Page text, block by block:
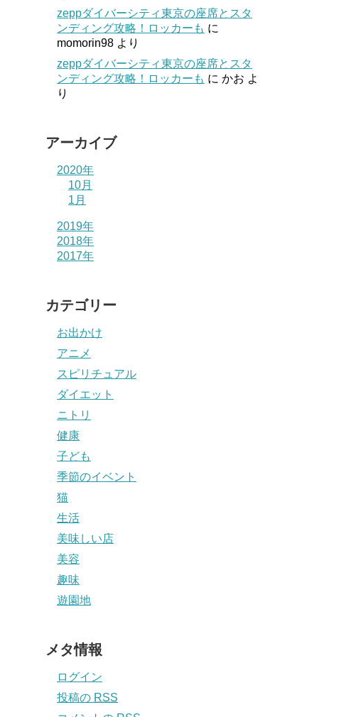
zeppダイバーシティ東京の座席とスタ
ンディング攻略！ロッカーも に
momorin98 より
zeppダイバーシティ東京の座席とスタ
ンディング攻略！ロッカーも に かお よ
り
アーカイブ
2020年
10月
1月
2019年
2018年
2017年
カテゴリー
お出かけ
アニメ
スピリチュアル
ダイエット
ニトリ
健康
子ども
季節のイベント
猫
生活
美味しい店
美容
趣味
遊園地
メタ情報
ログイン
投稿の RSS